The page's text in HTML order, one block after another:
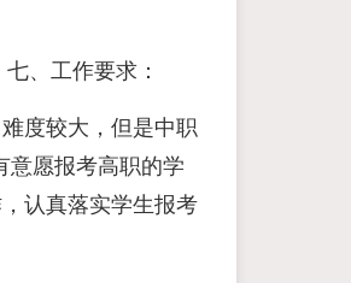
、工作要求：
度较大，但是中职
意愿报考高职的学
认真落实学生报考